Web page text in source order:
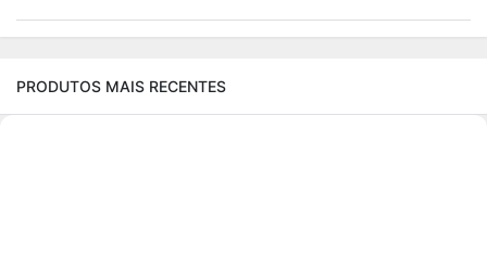
PRODUTOS MAIS RECENTES